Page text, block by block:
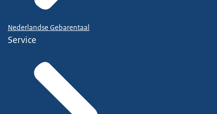
Nederlandse Gebarentaal
Service